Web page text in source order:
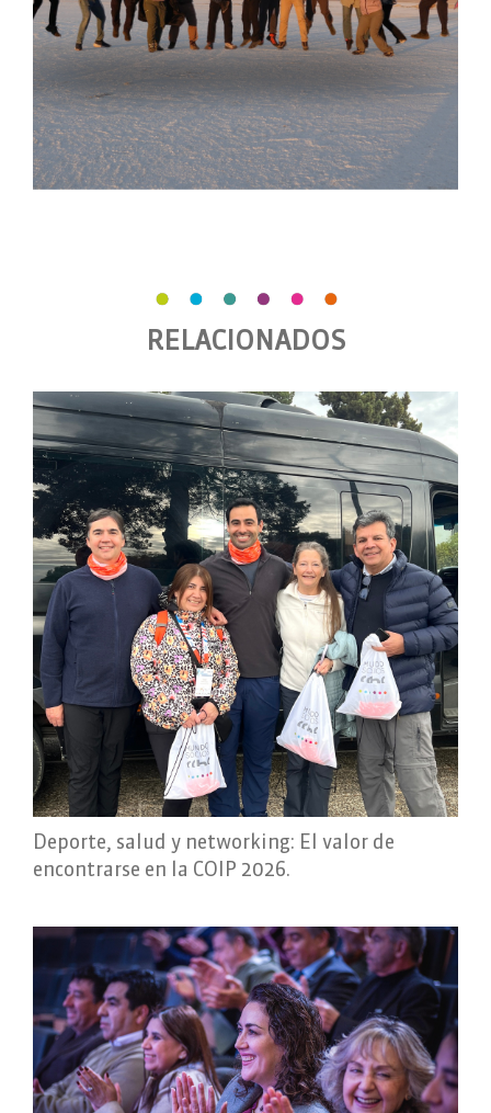
RELACIONADOS
Deporte, salud y networking: El valor de
encontrarse en la COIP 2026.